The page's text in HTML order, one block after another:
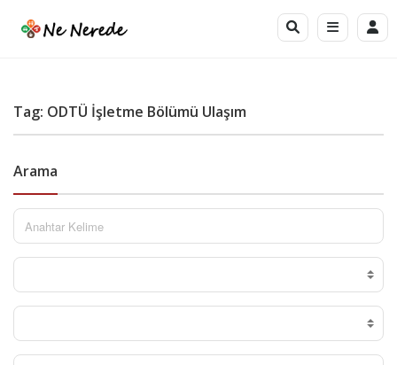
Tag: ODTÜ İşletme Bölümü Ulaşım
Arama